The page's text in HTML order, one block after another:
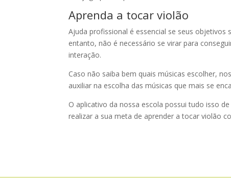
Aprenda a tocar violão
Ajuda profissional é essencial se seus
entanto, não é necessário se virar para
interação.
Caso não saiba bem quais músicas escolher,
auxiliar na escolha das músicas que mais se
O aplicativo da nossa escola possui tudo isso
realizar a sua meta de aprender a tocar violão